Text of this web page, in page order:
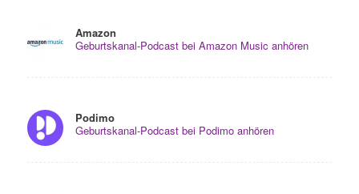
Amazon
Geburtskanal-Podcast bei Amazon Music anhören
Podimo
Geburtskanal-Podcast bei Podimo anhören